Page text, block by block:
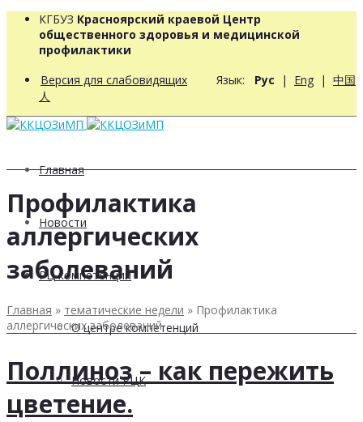
КГБУЗ Красноярский краевой Центр
общественного здоровья и медицинской
профилактики
Версия для слабовидящих Язык: Рус | Eng | 中国
人
Главная
Новости
РЦ компетенций
О центре компетенций
Новости РЦК
Профилактика
аллергических
заболеваний
Главная » тематические недели » Профилактика
аллергических заболеваний
Поллиноз – как пережить
цветение.